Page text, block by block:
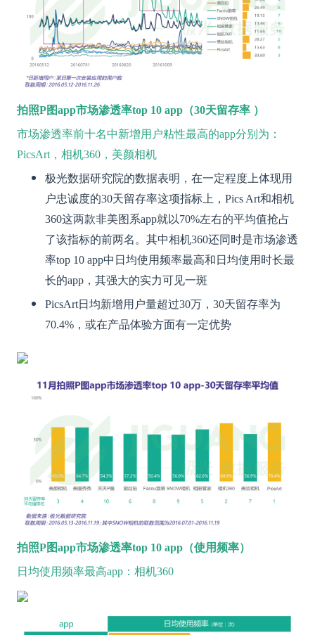
拍照P图app市场渗透率top 10 app（30天留存率 ）
市场渗透率前十名中新增用户粘性最高的app分别为：
PicsArt，相机360，美颜相机
极光数据研究院的数据表明，在一定程度上体现用
户忠诚度的30天留存率这项指标上，Pics Art和相机
360这两款非美图系app就以70%左右的平均值抢占
了该指标的前两名。其中相机360还同时是市场渗透
率top 10 app中日均使用频率最高和日均使用时长最
长的app，其强大的实力可见一斑
PicsArt日均新增用户量超过30万，30天留存率为
70.4%，或在产品体验方面有一定优势
拍照P图app市场渗透率top 10 app（使用频率）
日均使用频率最高app：相机360